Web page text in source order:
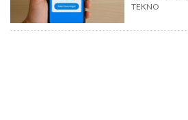
TEKNO